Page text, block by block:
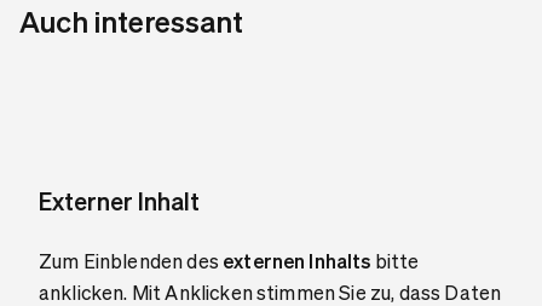
Auch interessant
Externer Inhalt
Zum Einblenden des externen Inhalts bitte
anklicken. Mit Anklicken stimmen Sie zu, dass Daten